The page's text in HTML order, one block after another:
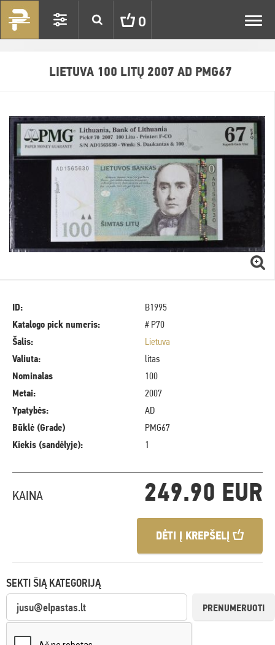
0
LIETUVA 100 LITŲ 2007 AD PMG67
ID:
B1995
Katalogo pick numeris:
# P70
Šalis:
Lietuva
Valiuta:
litas
Nominalas
100
Metai:
2007
Ypatybės:
AD
Būklė (Grade)
PMG67
Kiekis (sandėlyje):
1
KAINA 249.90 EUR
DĖTI Į KREPŠELĮ
SEKTI ŠIĄ KATEGORIJĄ
PRENUMERUOTI